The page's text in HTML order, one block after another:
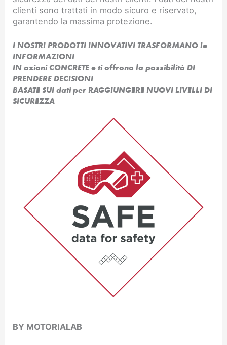
clienti sono trattati in modo sicuro e riservato,
garantendo la massima protezione.
I NOSTRI PRODOTTI INNOVATIVI TRASFORMANO le
INFORMAZIONI
IN azioni CONCRETE e ti offrono la possibilità DI
PRENDERE DECISIONI
BASATE SUI dati per RAGGIUNGERE NUOVI LIVELLI DI
SICUREZZA
BY MOTORIALAB